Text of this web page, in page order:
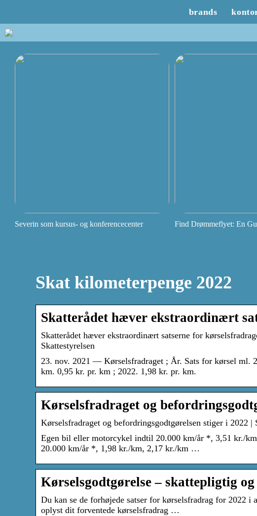
brands
Severin som kursus- og konferencecenter Find Drømmeflyet: En
Skat kilometerpenge 2022
Skatterådet hæver ekstraordinært
Skatterådet hæver ekstraordinært satserne for
Skattestyrelsen
23. nov. 2021 — Kørselsfradraget ; År. Sats for kørsel ml.
km. 0,95 kr. pr. km ; 2022. 1,98 kr. pr. km.
Kørselsfradraget og
Kørselsfradraget og befordringsgodtgørelsen stiger i 2022 |
Egen bil eller motorcykel indtil 20.000 km/år *, 3,51 kr./
20.000 km/år *, 1,98 kr./km, 2,17 kr./km …
Kørselsgodtgørelse – skattepligtig
Du kan se de forhøjede satser for kørselsfradrag for 2022 i
oplyst dit forventede kørselsfradrag …